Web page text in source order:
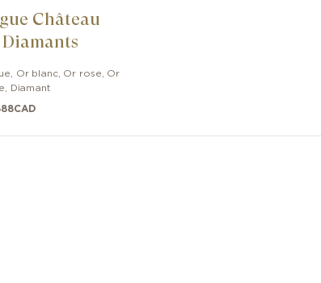
Château
Diamants
Or blanc, Or rose, Or
Diamant
CAD